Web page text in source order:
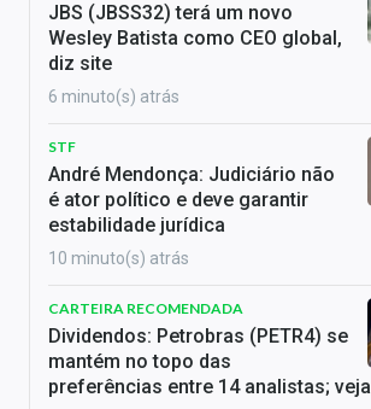
JBS (JBSS32) terá um novo
Wesley Batista como CEO global,
diz site
6 minuto(s) atrás
STF
André Mendonça: Judiciário não
é ator político e deve garantir
estabilidade jurídica
10 minuto(s) atrás
CARTEIRA RECOMENDADA
Dividendos: Petrobras (PETR4) se
mantém no topo das
preferências entre 14 analistas; veja